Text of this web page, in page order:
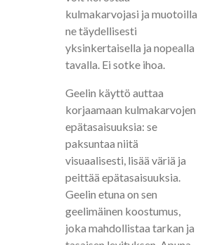
kulmakarvojasi ja muotoilla
ne täydellisesti
yksinkertaisella ja nopealla
tavalla. Ei sotke ihoa.
Geelin käyttö auttaa
korjaamaan kulmakarvojen
epätasaisuuksia: se
paksuntaa niitä
visuaalisesti, lisää väriä ja
peittää epätasaisuuksia.
Geelin etuna on sen
geelimäinen koostumus,
joka mahdollistaa tarkan ja